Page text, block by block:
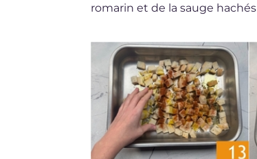
romarin et de la sauge hachés